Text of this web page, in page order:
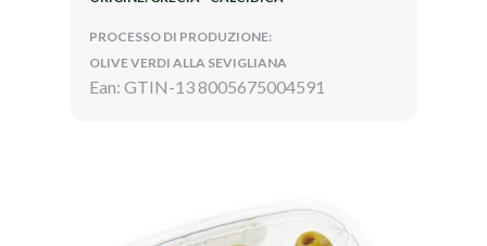
PROCESSO DI PRODUZIONE:
OLIVE VERDI ALLA SEVIGLIANA
Ean: GTIN-13 8005675004591